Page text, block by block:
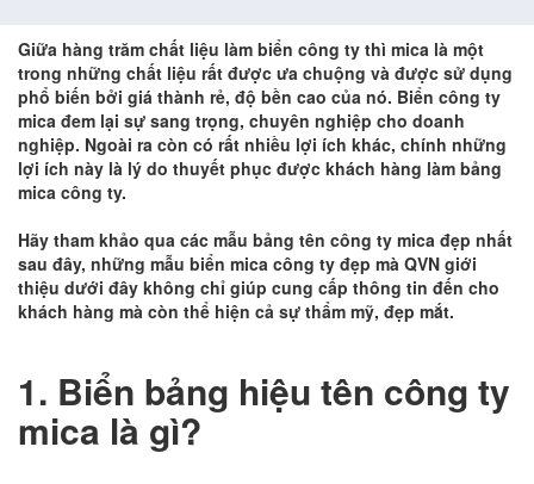
Giữa hàng trăm chất liệu làm biển công ty thì mica là một
trong những chất liệu rất được ưa chuộng và được sử dụng
phổ biến bởi giá thành rẻ, độ bền cao của nó. Biển công ty
mica đem lại sự sang trọng, chuyên nghiệp cho doanh
nghiệp. Ngoài ra còn có rất nhiều lợi ích khác, chính những
lợi ích này là lý do thuyết phục được khách hàng làm bảng
mica công ty.
Hãy tham khảo qua các mẫu bảng tên công ty mica đẹp nhất
sau đây, những mẫu biển mica công ty đẹp mà QVN giới
thiệu dưới đây không chỉ giúp cung cấp thông tin đến cho
khách hàng mà còn thể hiện cả sự thẩm mỹ, đẹp mắt.
1. Biển bảng hiệu tên công ty
mica là gì?